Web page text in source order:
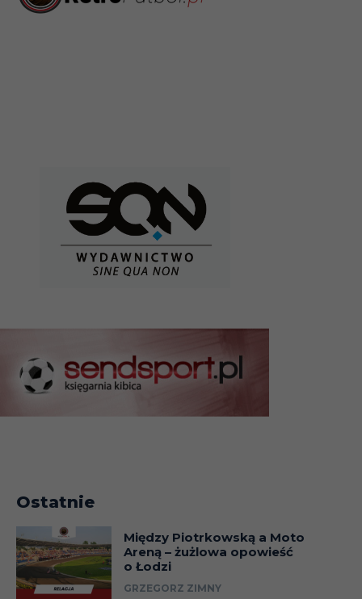
Ostatnie
Między Piotrkowską a Moto
Areną – żużlowa opowieść
o Łodzi
GRZEGORZ ZIMNY